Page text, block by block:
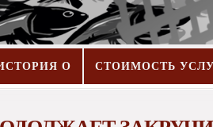
О СТОИМОСТЬ